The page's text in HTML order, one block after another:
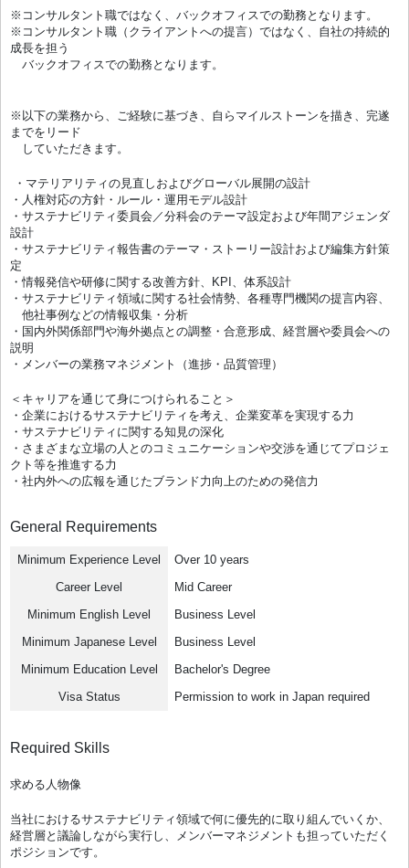
※コンサルタント職ではなく、バックオフィスでの勤務となります。
※コンサルタント職（クライアントへの提言）ではなく、自社の持続的
成長を担う
バックオフィスでの勤務となります。
※以下の業務から、ご経験に基づき、自らマイルストーンを描き、完遂
までをリード
していただきます。
・マテリアリティの見直しおよびグローバル展開の設計
・人権対応の方針・ルール・運用モデル設計
・サステナビリティ委員会／分科会のテーマ設定および年間アジェンダ
設計
・サステナビリティ報告書のテーマ・ストーリー設計および編集方針策
定
・情報発信や研修に関する改善方針、KPI、体系設計
・サステナビリティ領域に関する社会情勢、各種専門機関の提言内容、
他社事例などの情報収集・分析
・国内外関係部門や海外拠点との調整・合意形成、経営層や委員会への
説明
・メンバーの業務マネジメント（進捗・品質管理）
＜キャリアを通じて身につけられること＞
・企業におけるサステナビリティを考え、企業変革を実現する力
・サステナビリティに関する知見の深化
・さまざまな立場の人とのコミュニケーションや交渉を通じてプロジェ
クト等を推進する力
・社内外への広報を通じたブランド力向上のための発信力
General Requirements
Minimum Experience Level
Over 10 years
Career Level
Mid Career
Minimum English Level
Business Level
Minimum Japanese Level
Business Level
Minimum Education Level
Bachelor's Degree
Visa Status
Permission to work in Japan required
Required Skills
求める人物像
当社におけるサステナビリティ領域で何に優先的に取り組んでいくか、
経営層と議論しながら実行し、メンバーマネジメントも担っていただく
ポジションです。